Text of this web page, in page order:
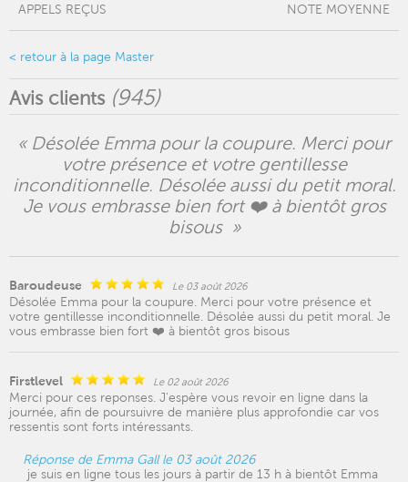
APPELS REÇUS NOTE MOYENNE
< retour à la page Master
Avis clients (945)
« Désolée Emma pour la coupure. Merci pour
votre présence et votre gentillesse
inconditionnelle. Désolée aussi du petit moral.
Je vous embrasse bien fort ❤️ à bientôt gros
bisous »
Baroudeuse Le 03 août 2026
Désolée Emma pour la coupure. Merci pour votre présence et
votre gentillesse inconditionnelle. Désolée aussi du petit moral. Je
vous embrasse bien fort ❤️ à bientôt gros bisous
Firstlevel Le 02 août 2026
Merci pour ces reponses. J'espère vous revoir en ligne dans la
journée, afin de poursuivre de manière plus approfondie car vos
ressentis sont forts intéressants.
Réponse de Emma Gall le 03 août 2026
je suis en ligne tous les jours à partir de 13 h à bientôt Emma